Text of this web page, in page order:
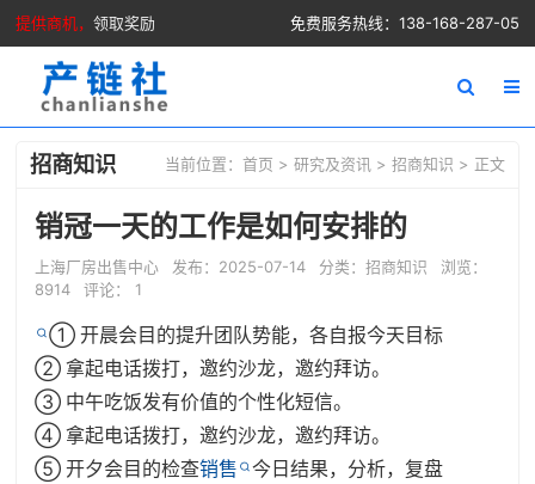
提供商机，领取奖励 免费服务热线：138-168-287-05
招商知识 当前位置： 首页 > 研究及资讯> 招商知识 > 正文
销冠一天的工作是如何安排的
上海厂房出售中心 发布：2025-07-14 分类： 招商知识
浏览：
8914
评论： 1
① 开晨会目的提升团队势能，各自报今天目标
② 拿起电话拨打，邀约沙龙，邀约拜访。
③ 中午吃饭发有价值的个性化短信。
④ 拿起电话拨打，邀约沙龙，邀约拜访。
⑤ 开夕会目的检查销售 今日结果，分析，复盘